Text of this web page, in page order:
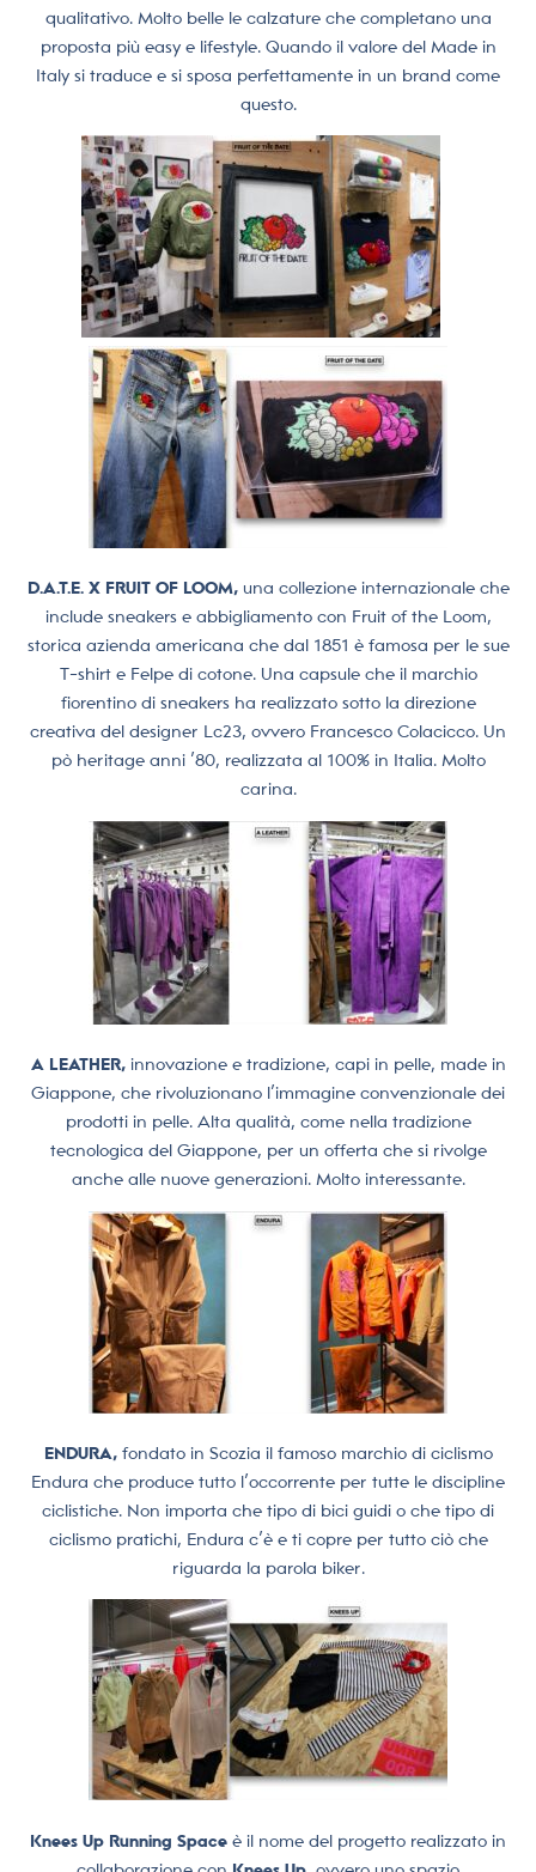
qualitativo. Molto belle le calzature che completano una
proposta più easy e lifestyle. Quando il valore del Made in
Italy si traduce e si sposa perfettamente in un brand come
questo.
D.A.T.E. X FRUIT OF LOOM, una collezione internazionale che
include sneakers e abbigliamento con Fruit of the Loom,
storica azienda americana che dal 1851 è famosa per le sue
T-shirt e Felpe di cotone. Una capsule che il marchio
fiorentino di sneakers ha realizzato sotto la direzione
creativa del designer Lc23, ovvero Francesco Colacicco. Un
pò heritage anni ’80, realizzata al 100% in Italia. Molto
carina.
A LEATHER,innovazione e tradizione, capi in pelle, made in
Giappone, che rivoluzionano l’immagine convenzionale dei
prodotti in pelle. Alta qualità, come nella tradizione
tecnologica del Giappone, per un offerta che si rivolge
anche alle nuove generazioni. Molto interessante.
ENDURA,fondato in Scozia il famoso marchio di ciclismo
Endura che produce tutto l’occorrente per tutte le discipline
ciclistiche. Non importa che tipo di bici guidi o che tipo di
ciclismo pratichi, Endura c’è e ti copre per tutto ciò che
riguarda la parola biker.
Knees Up Running Space è il nome del progetto realizzato in